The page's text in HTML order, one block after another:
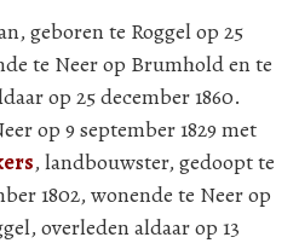
geboren te Roggel op 25
te Neer op Brumhold en te
op 25 december 1860.
op 9 september 1829 met
, landbouwster, gedoopt te
1802, wonende te Neer op
overleden aldaar op 13